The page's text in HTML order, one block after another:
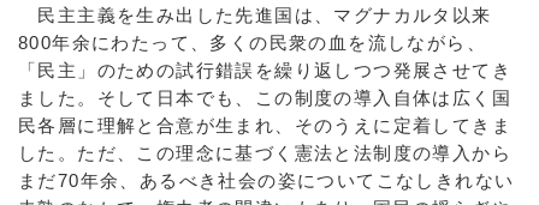
民主主義を生み出した先進国は、マグナカルタ以来
800年余にわたって、多くの民衆の血を流しながら、
「民主」のための試行錯誤を繰り返しつつ発展させてき
ました。そして日本でも、この制度の導入自体は広く国
民各層に理解と合意が生まれ、そのうえに定着してきま
した。ただ、この理念に基づく憲法と法制度の導入から
まだ70年余、あるべき社会の姿についてこなしきれない